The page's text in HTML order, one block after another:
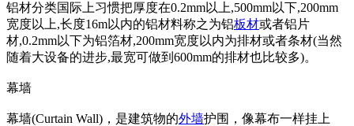
铝材分类国际上习惯把厚度在0.2mm以上,500mm以下,200mm
宽度以上,长度16m以内的铝材料称之为铝板材或者铝片
材,0.2mm以下为铝箔材,200mm宽度以内为排材或者条材(当然
随着大设备的进步,最宽可做到600mm的排材也比较多)。
幕墙
幕墙(Curtain Wall)，是建筑物的外墙护围，像幕布一样挂上